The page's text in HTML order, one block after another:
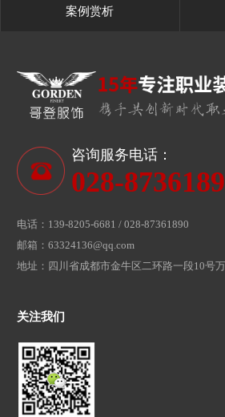
案例赏析
咨询服务电话：
028-
电话：139-8205-6681 / 028-87361890
邮箱：63324136@qq.com
地址：四川省成都市金牛区二环路一段10号
关注我们